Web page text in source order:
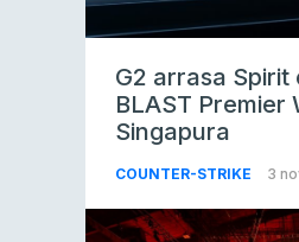
G2 arrasa
BLAST Premier
Singapura
COUNTER-STRIKE 3